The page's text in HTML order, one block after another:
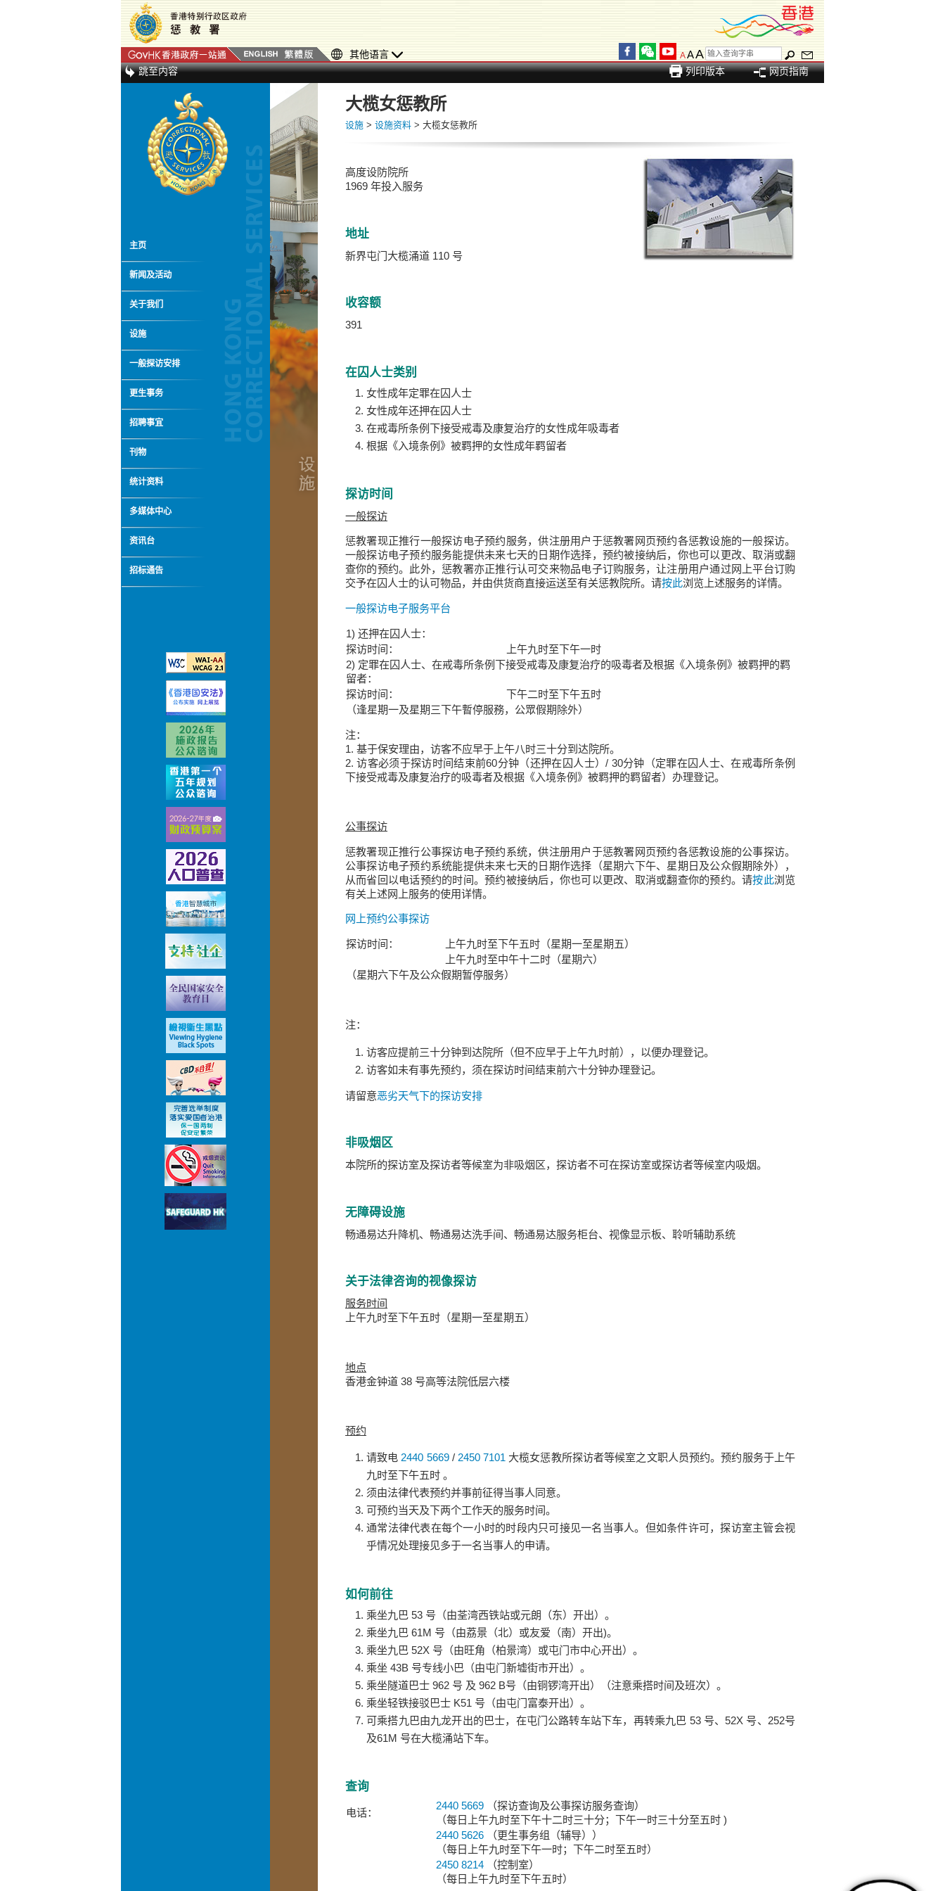
其他语言 AAA
跳至内容 列印版本 网页指南
主页
新闻及活动
关于我们
设施
一般探访安排
更生事务
招聘事宜
刊物
统计资料
多媒体中心
资讯台
招标通告
大榄女惩教所
设施 > 设施资料 > 大榄女惩教所
高度设防院所
1969 年投入服务
地址
新界屯门大榄涌道 110 号
收容额
391
在囚人士类别
女性成年定罪在囚人士
女性成年还押在囚人士
在戒毒所条例下接受戒毒及康复治疗的女性成年吸毒者
根据《入境条例》被羁押的女性成年羁留者
探访时间
一般探访
惩教署现正推行一般探访电子预约服务，供注册用户于惩教署网页预约各惩教设施的一般探访。
一般探访电子预约服务能提供未来七天的日期作选择，预约被接纳后，你也可以更改、取消或翻
查你的预约。此外，惩教署亦正推行认可交来物品电子订购服务，让注册用户通过网上平台订购
交予在囚人士的认可物品，并由供货商直接运送至有关惩教院所。请按此浏览上述服务的详情。
一般探访电子服务平台
1) 还押在囚人士：
探访时间：
上午九时至下午一时
2) 定罪在囚人士、在戒毒所条例下接受戒毒及康复治疗的吸毒者及根据《入境条例》被羁押的羁
留者：
探访时间：
下午二时至下午五时
（逢星期一及星期三下午暫停服務，公眾假期除外）
注：
1. 基于保安理由，访客不应早于上午八时三十分到达院所。
2. 访客必须于探访时间结束前60分钟（还押在囚人士）/ 30分钟（定罪在囚人士、在戒毒所条例
下接受戒毒及康复治疗的吸毒者及根据《入境条例》被羁押的羁留者）办理登记。
公事探访
惩教署现正推行公事探访电子预约系统，供注册用户于惩教署网页预约各惩教设施的公事探访。
公事探访电子预约系统能提供未来七天的日期作选择（星期六下午、星期日及公众假期除外），
从而省回以电话预约的时间。预约被接纳后，你也可以更改、取消或翻查你的预约。请按此浏览
有关上述网上服务的使用详情。
网上预约公事探访
探访时间：
上午九时至下午五时（星期一至星期五）
上午九时至中午十二时（星期六）
（星期六下午及公众假期暂停服务）
注：
访客应提前三十分钟到达院所（但不应早于上午九时前），以便办理登记。
访客如未有事先预约，须在探访时间结束前六十分钟办理登记。
请留意恶劣天气下的探访安排
非吸烟区
本院所的探访室及探访者等候室为非吸烟区，探访者不可在探访室或探访者等候室内吸烟。
无障碍设施
畅通易达升降机、畅通易达洗手间、畅通易达服务柜台、视像显示板、聆听辅助系统
关于法律咨询的视像探访
服务时间
上午九时至下午五时（星期一至星期五）
地点
香港金钟道 38 号高等法院低层六楼
预约
请致电 2440 5669/ 2450 7101 大榄女惩教所探访者等候室之文职人员预约。预约服务于上午
九时至下午五时 。
须由法律代表预约并事前征得当事人同意。
可预约当天及下两个工作天的服务时间。
通常法律代表在每个一小时的时段内只可接见一名当事人。但如条件许可，探访室主管会视
乎情况处理接见多于一名当事人的申请。
如何前往
乘坐九巴 53 号（由荃湾西铁站或元朗（东）开出）。
乘坐九巴 61M 号（由荔景（北）或友爱（南）开出)。
乘坐九巴 52X 号（由旺角（柏景湾）或屯门市中心开出）。
乘坐 43B 号专线小巴（由屯门新墟街市开出）。
乘坐隧道巴士 962 号 及 962 B号（由铜锣湾开出）（注意乘搭时间及班次）。
乘坐轻铁接驳巴士 K51 号（由屯门富泰开出）。
可乘搭九巴由九龙开出的巴士，在屯门公路转车站下车，再转乘九巴 53 号、52X 号、252号
及61M 号在大榄涌站下车。
查询
电话：
2440 5669 （探访查询及公事探访服务查询）
（每日上午九时至下午十二时三十分；下午一时三十分至五时 )
2440 5626 （更生事务组（辅导））
（每日上午九时至下午一时；下午二时至五时）
2450 8214 （控制室）
（每日上午九时至下午五时）